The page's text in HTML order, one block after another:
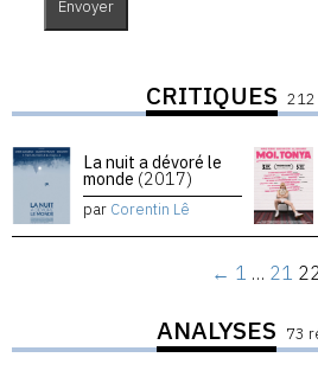
CRITIQUES 212
La nuit a dévoré le
monde (2017)
par Corentin Lê
← 1 … 21
ANALYSES 73